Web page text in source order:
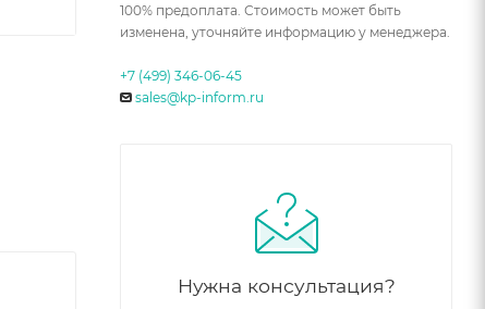
100% предоплата. Стоимость может быть
изменена, уточняйте информацию у менеджера.
+7 (499) 346-06-45
sales@kp-inform.ru
Нужна консультация?